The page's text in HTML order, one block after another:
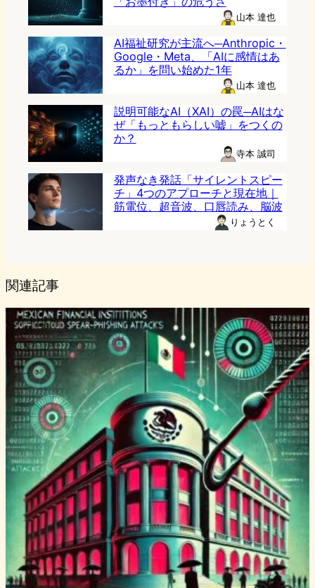
山本 達也
AI福祉研究が主流へ─Anthropic・
Google・Meta、「AIに感情はあ
るか」を問い始めた1年
山本 達也
説明可能なAI（XAI）の罠─AIはな
ぜ「もっともらしい嘘」をつくの
か？
寺本 誠司
発声なき発話「サイレントスピー
チ」4つのアプローチと現在地｜
筋電位、超音波、口唇読み、脳波
りょうとく
関連記事